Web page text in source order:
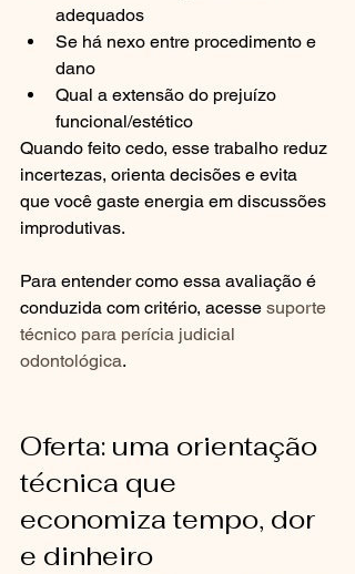
adequados
Se há nexo entre procedimento e
dano
Qual a extensão do prejuízo
funcional/estético
Quando feito cedo, esse trabalho reduz
incertezas, orienta decisões e evita
que você gaste energia em discussões
improdutivas.
Para entender como essa avaliação é
conduzida com critério, acesse suporte
técnico para perícia judicial
odontológica.
Oferta: uma orientação
técnica que
economiza tempo, dor
e dinheiro